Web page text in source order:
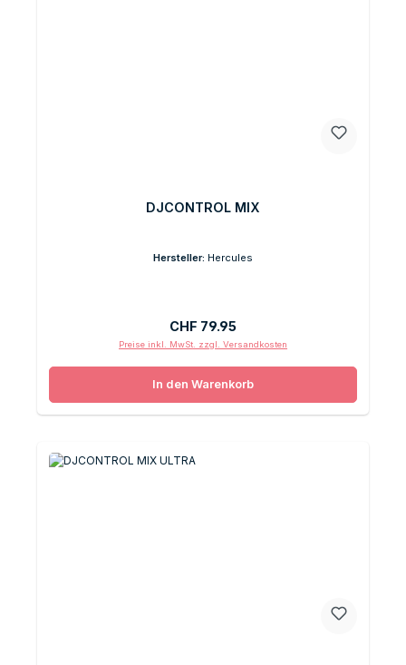
DJCONTROL MIX
Hersteller: Hercules
Regulärer Preis:
CHF 79.95
Preise inkl. MwSt. zzgl. Versandkosten
In den Warenkorb